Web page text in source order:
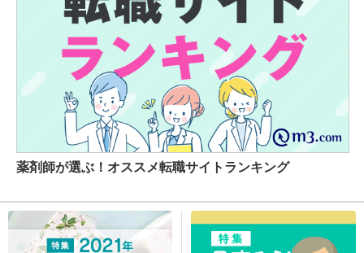
薬剤師が選ぶ！オススメ転職サイトランキング